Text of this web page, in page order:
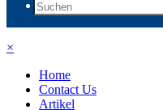
×
Home
Contact Us
Artikel